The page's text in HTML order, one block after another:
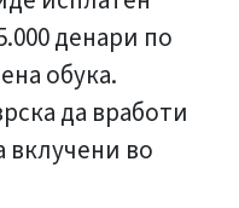
денари по
обука.
да вработи
вклучени во